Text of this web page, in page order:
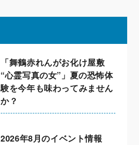
「舞鶴赤れんがお化け屋敷
“心霊写真の女”」夏の恐怖体
験を今年も味わってみません
か？
2026年8月のイベント情報